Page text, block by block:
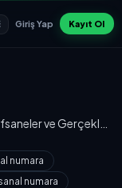
Giriş Yap Kayıt Ol
numara
numara